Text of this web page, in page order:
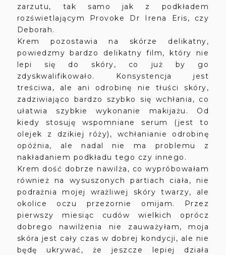
zarzutu, tak samo jak z podkładem
rozświetlającym Provoke Dr Irena Eris, czy
Deborah.
Krem pozostawia na skórze delikatny,
powiedzmy bardzo delikatny film, który nie
lepi się do skóry, co już by go
zdyskwalifikowało. Konsystencja jest
treściwa, ale ani odrobinę nie tłuści skóry,
zadziwiająco bardzo szybko się wchłania, co
ułatwia szybkie wykonanie makijażu. Od
kiedy stosuję wspomniane serum (jest to
olejek z dzikiej róży), wchłanianie odrobinę
opóźnia, ale nadal nie ma problemu z
nakładaniem podkładu tego czy innego.
Krem dość dobrze nawilża, co wypróbowałam
również na wysuszonych partiach ciała, nie
podrażnia mojej wrażliwej skóry twarzy, ale
okolice oczu przezornie omijam. Przez
pierwszy miesiąc cudów wielkich oprócz
dobrego nawilżenia nie zauważyłam, moja
skóra jest cały czas w dobrej kondycji, ale nie
będę ukrywać, że jeszcze lepiej działa